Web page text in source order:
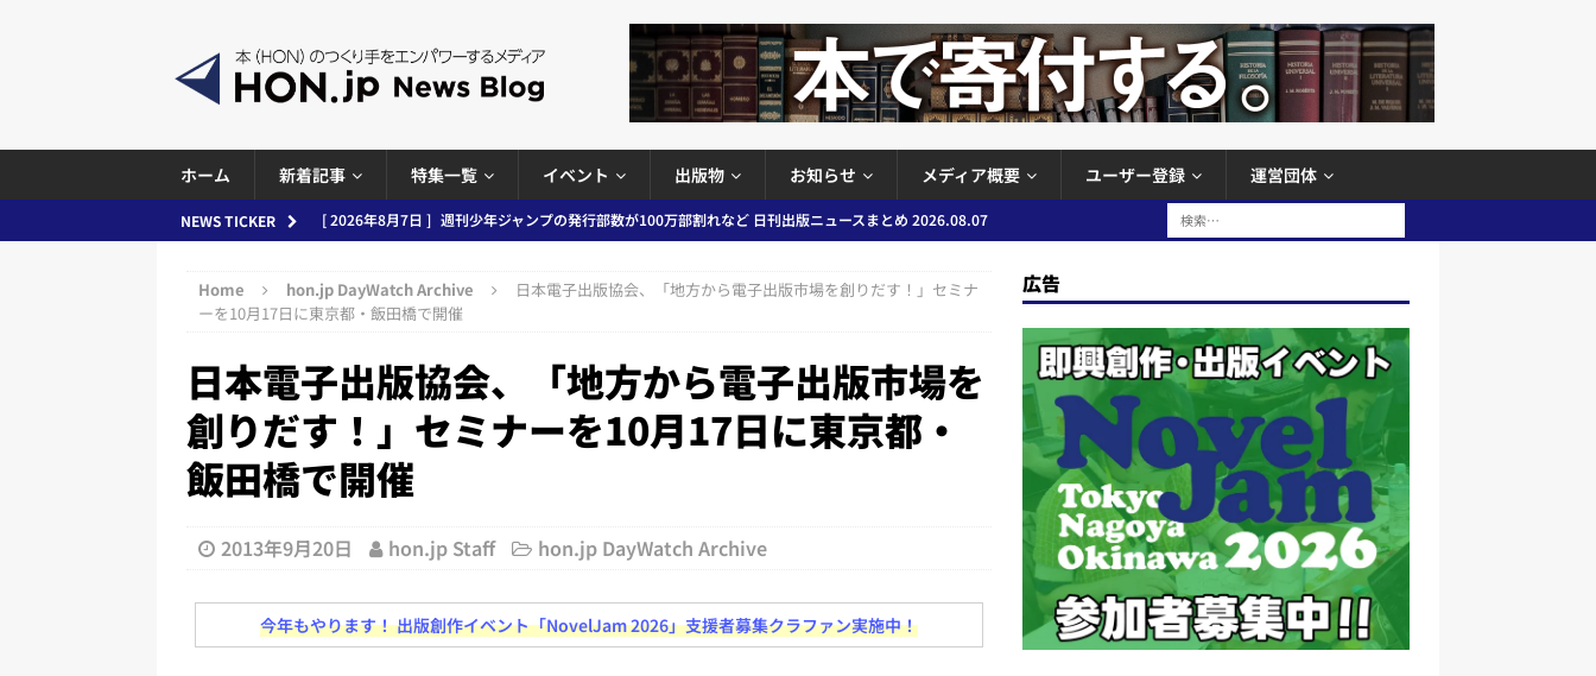
ホーム 新着記事 特集一覧 イベント 出版物 お知らせ メディア概要 ユーザー登録 運営団体
NEWS TICKER [ 2026年8月6日 ] ラップも読書など 日刊出版ニュースまとめ 2026.08.06
日刊出版ニュースまとめ
ースまとめ 2026.08.05
日刊出版ニュースまとめ
め 2026.08.04
日刊出版ニュースまとめ
[ 2026年8月3日 ] 「講談社、著者向けポータルサイト提供開始」「EUが生成AIコンテンツの識別表示を義
務化」など、週刊出版ニュースまとめ＆コラム #726（2026年7月26日～8月1日）
とめ＆コラム
[ 2026年8月2日 ] EUが生成AIコンテンツの識別表示を義務化など 日刊出版ニュースまとめ 2026.08.02
[ 2026年8月1日 ] 文科省、プログラミング教育にAI活用方針など 日刊出版ニュースまとめ 2026.08.01
Home hon.jp DayWatch Archive
日本電子出版協会、「地方から電子出版市場を創りだす！」セミナ
ーを10月17日に東京都・飯田橋で開催
日本電子出版協会、「地方から電子出版市場を
創りだす！」セミナーを10月17日に東京都・
飯田橋で開催
2013年9月20日 hon.jp Staff hon.jp DayWatch Archive
今年もやります！ 出版創作イベント「NovelJam 2026」支援者募集クラファン実施中！
広告